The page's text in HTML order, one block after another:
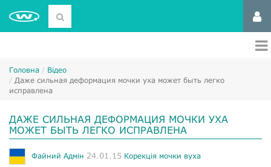
Головна
Відео
Даже сильная деформация мочки уха может быть легко
исправлена
ДАЖЕ СИЛЬНАЯ ДЕФОРМАЦИЯ МОЧКИ УХА
МОЖЕТ БЫТЬ ЛЕГКО ИСПРАВЛЕНА
Файний Адмін 24.01.15 Корекція мочки вуха